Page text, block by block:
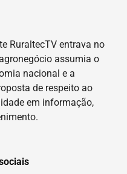
RuraltecTV entrava no
assumia o
nacional e a
de respeito ao
em informação,